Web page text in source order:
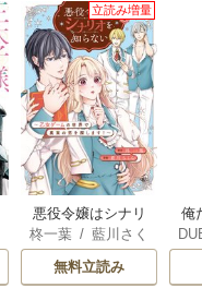
立読み増量
悪役令嬢はシナリ
オを知らない ～乙
女ゲームの世界で
真実の恋を探しま
柊一葉 /藍川さく
ら
無料立読み
俺